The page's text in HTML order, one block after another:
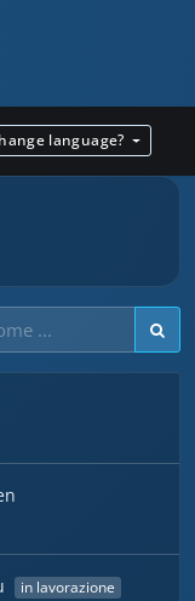
language?
in lavorazione